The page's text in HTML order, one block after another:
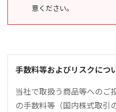
意ください。
手数料等およびリスクにつ
当社で取扱う商品等へのご
の手数料等（国内株式取引